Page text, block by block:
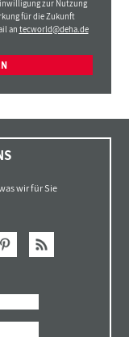
zur Nutzung
für die Zukunft
an tecworld@deha.de
wir für Sie